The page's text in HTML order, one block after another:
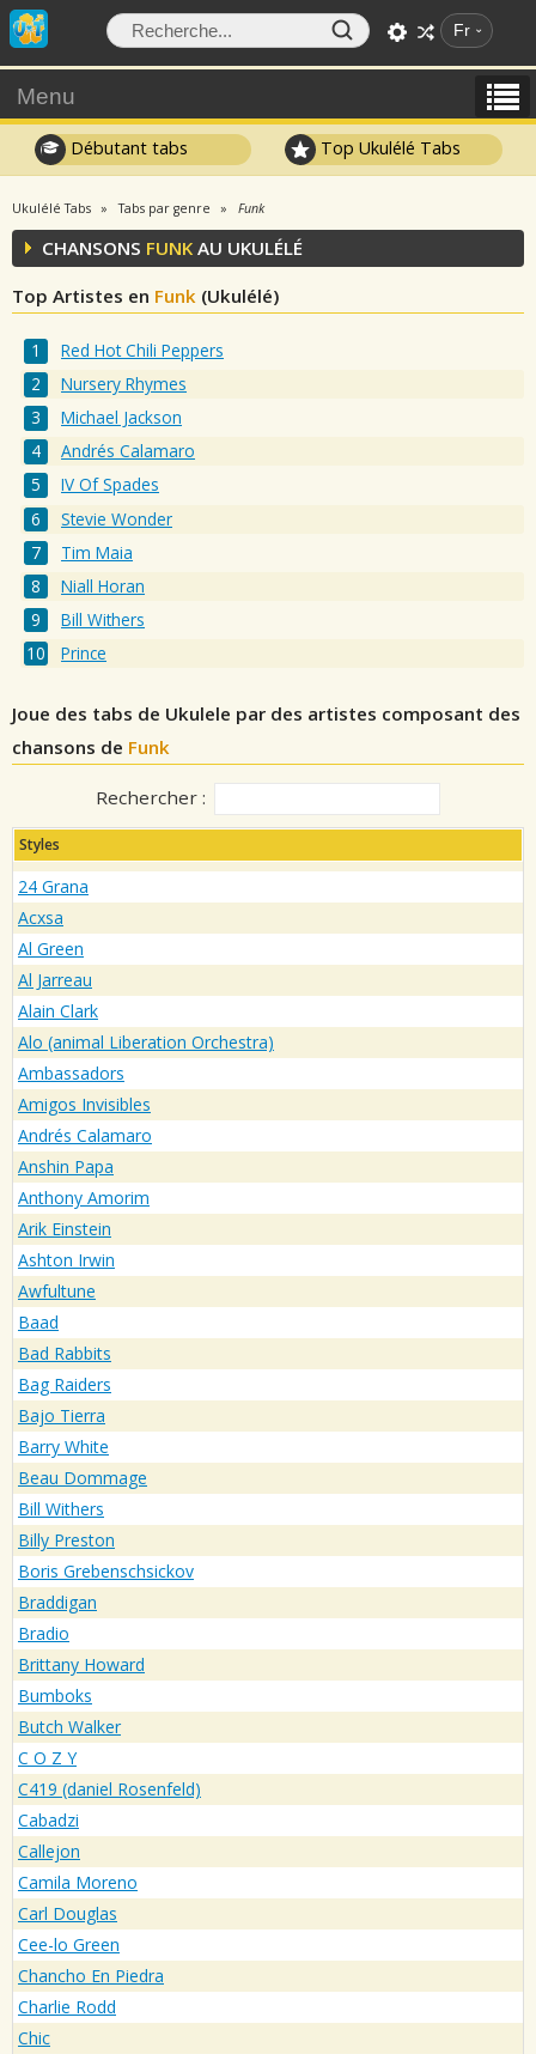
Fr
Menu
Débutant tabs Top Ukulélé Tabs
Ukulélé Tabs Tabs par genre Funk
CHANSONS FUNK AU UKULÉLÉ
Top Artistes en Funk (Ukulélé)
Red Hot Chili Peppers
Nursery Rhymes
Michael Jackson
Andrés Calamaro
IV Of Spades
Stevie Wonder
Tim Maia
Niall Horan
Bill Withers
Prince
Joue des tabs de Ukulele par des artistes composant des
chansons de Funk
Rechercher :
Styles
24 Grana
Acxsa
Al Green
Al Jarreau
Alain Clark
Alo (animal Liberation Orchestra)
Ambassadors
Amigos Invisibles
Andrés Calamaro
Anshin Papa
Anthony Amorim
Arik Einstein
Ashton Irwin
Awfultune
Baad
Bad Rabbits
Bag Raiders
Bajo Tierra
Barry White
Beau Dommage
Bill Withers
Billy Preston
Boris Grebenschsickov
Braddigan
Bradio
Brittany Howard
Bumboks
Butch Walker
C O Z Y
C419 (daniel Rosenfeld)
Cabadzi
Callejon
Camila Moreno
Carl Douglas
Cee-lo Green
Chancho En Piedra
Charlie Rodd
Chic